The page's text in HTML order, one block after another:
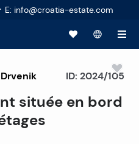
· E: info@croatia-estate.com
Drvenik
située en bord
ID: 2024/105